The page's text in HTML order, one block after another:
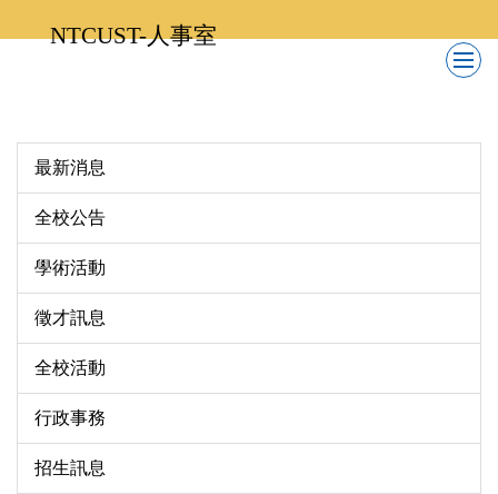
到
NTCUST-人事室
最新消息
全校公告
學術活動
徵才訊息
全校活動
行政事務
招生訊息